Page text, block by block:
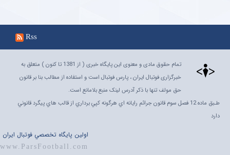
Rss
تمام حقوق مادی و معنوی این پایگاه خبری ( از 1381 تا کنون ) متعلق به
خبرگزاری فوتبال ایران ، پارس فوتبال است و استفاده از مطالب بنا بر قانون
حق مولف تنها با ذکر آدرس لینک منبع بلامانع است.
طـبق ماده 12 فصل سوم قانون جرائم رايانه اي هرگونه کپي برداري از قالب هاي پيگرد قانوني
دارد
اولين پايگاه تخصصي فوتبال ايران
www.ParsFootball.com